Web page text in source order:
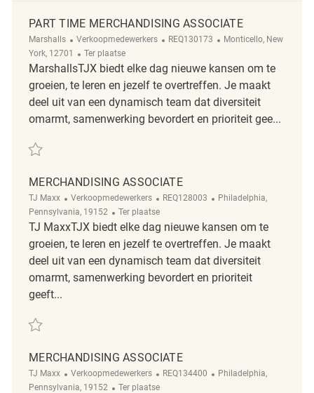
PART TIME MERCHANDISING ASSOCIATE
Marshalls Categorie
Verkoopmedewerkers ReqId
REQ130173 Plaats
Monticello, New
York, 12701
Afgelegen
Ter plaatse
MarshallsTJX biedt elke dag nieuwe kansen om te
groeien, te leren en jezelf te overtreffen. Je maakt
deel uit van een dynamisch team dat diversiteit
omarmt, samenwerking bevordert en prioriteit gee...
Redden part time merchandising associate REQ130173
MERCHANDISING ASSOCIATE
TJ Maxx Categorie
Verkoopmedewerkers ReqId
REQ128003 Plaats
Philadelphia,
Pennsylvania, 19152
Afgelegen
Ter plaatse
TJ MaxxTJX biedt elke dag nieuwe kansen om te
groeien, te leren en jezelf te overtreffen. Je maakt
deel uit van een dynamisch team dat diversiteit
omarmt, samenwerking bevordert en prioriteit
geeft...
Redden Merchandising Associate REQ128003
MERCHANDISING ASSOCIATE
TJ Maxx Categorie
Verkoopmedewerkers ReqId
REQ134400 Plaats
Philadelphia,
Pennsylvania, 19152
Afgelegen
Ter plaatse